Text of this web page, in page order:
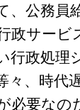
、公務員
政サー
行政処理
々、時代
必要なの